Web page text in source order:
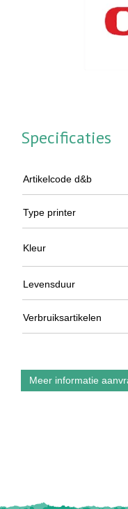
Specificaties
Artikelcode d&b
Type printer
Kleur
Levensduur
Verbruiksartikelen
Meer informatie